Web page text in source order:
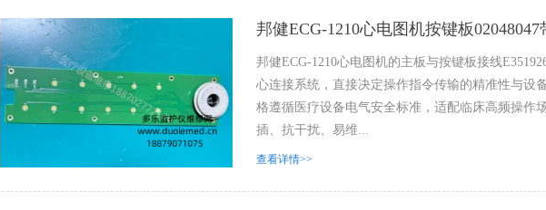
邦健ECG-1210心电图机按键板
邦健ECG-1210心电图机的主板与按键板接线
心连接系统，直接决定操作指令传输的精准性与设
格遵循医疗设备电气安全标准，适配临床高频操作
插、抗干扰、易维...
查看详情>>